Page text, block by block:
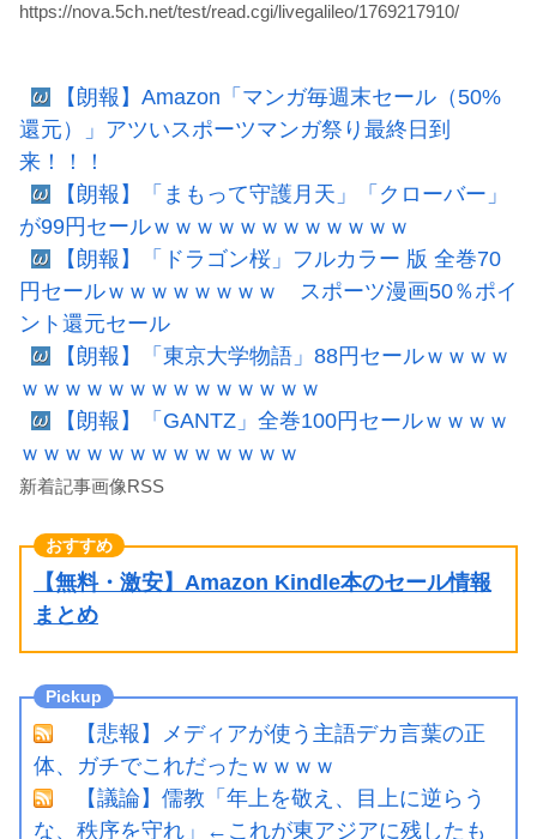
https://nova.5ch.net/test/read.cgi/livegalileo/1769217910/
【朗報】Amazon「マンガ毎週末セール（50%
還元）」アツいスポーツマンガ祭り最終日到
来！！！
【朗報】「まもって守護月天」「クローバー」
が99円セールｗｗｗｗｗｗｗｗｗｗｗｗ
【朗報】「ドラゴン桜」フルカラー 版 全巻70
円セールｗｗｗｗｗｗｗｗ スポーツ漫画50％ポイ
ント還元セール
【朗報】「東京大学物語」88円セールｗｗｗｗ
ｗｗｗｗｗｗｗｗｗｗｗｗｗｗ
【朗報】「GANTZ」全巻100円セールｗｗｗｗ
ｗｗｗｗｗｗｗｗｗｗｗｗｗ
新着記事画像RSS
【無料・激安】Amazon Kindle本のセール情報
まとめ
【悲報】メディアが使う主語デカ言葉の正
体、ガチでこれだったｗｗｗｗ
【議論】儒教「年上を敬え、目上に逆らう
な、秩序を守れ」←これが東アジアに残したも